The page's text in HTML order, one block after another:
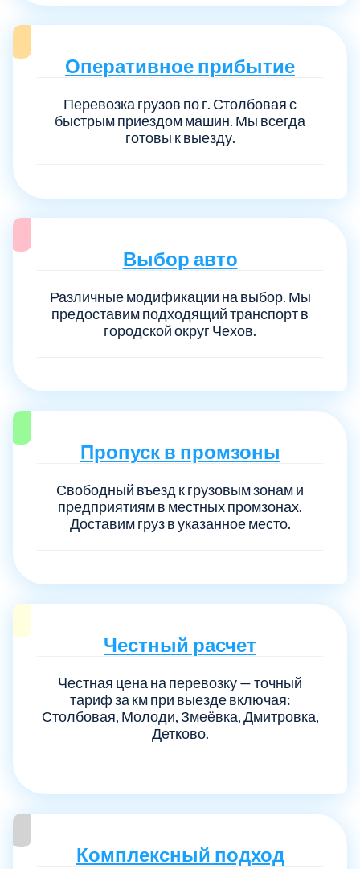
Оперативное прибытие
Перевозка грузов по г. Столбовая с
быстрым приездом машин. Мы всегда
готовы к выезду.
Выбор авто
Различные модификации на выбор. Мы
предоставим подходящий транспорт в
городской округ Чехов.
Пропуск в промзоны
Свободный въезд к грузовым зонам и
предприятиям в местных промзонах.
Доставим груз в указанное место.
Честный расчет
Честная цена на перевозку — точный
тариф за км при выезде включая:
Столбовая, Молоди, Змеёвка, Дмитровка,
Детково.
Комплексный подход